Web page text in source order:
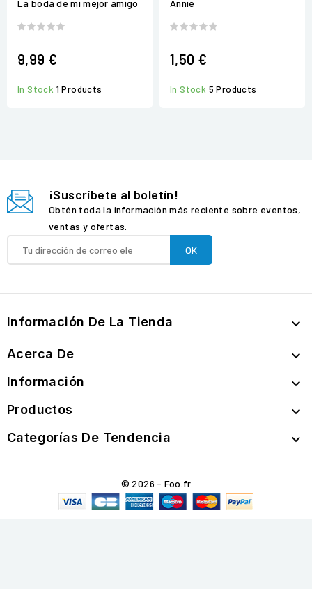
La boda de mi mejor amigo
9,99 €
In Stock 1 Products
Annie
1,50 €
In Stock 5 Products
¡Suscríbete al boletín!
Obtén toda la información más reciente sobre eventos,
ventas y ofertas.
Información De La Tienda 
Acerca De 
Información 
Productos 
Categorías De Tendencia 
© 2026 - Foo.fr